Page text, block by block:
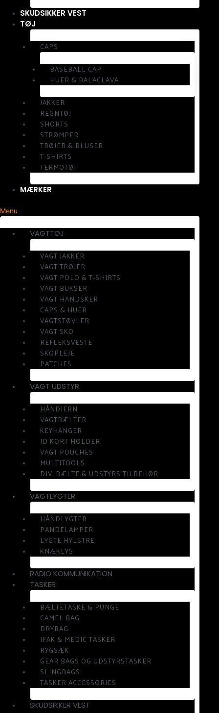
SKUDSIKKER VEST
TØJ
CAPS
BASEBALL CAP
HUER & BALACLAVA
JAKKER
REGNTØJ
SHORTS
STRØMPER
TRØJER & BLUSER
T-SHIRTS
TERMOTØJ
MÆRKER
Menu
VAGTTØJ
VAGT JAKKER
VAGT TRØJER
VAGT POLO & T-SHIRTS
VAGT BUKSER
VAGT HANDSKER
CAPS & HUER
VAGTSTØVLER
VAGT SKO
REFLEKSVESTE
SKOPLEJE
PATCHES
VAGT UDSTYR
HÅNDJERN
VAGTBÆLTER
KEYHANGER
ID KORT HOLDER
VAGT POUCHES
MULTITOOLS
DIV. BÆLTE & UDSTYRS TILBEHØR
VAGTLYGTER
HÅNDLYGTER
PANDELAMPER
LYGTE HYLSTRE
KNÆKLYS
RADIO KOMMUNIKATION
TASKER
BÆLTETASKE & PUNGE
CAMEL BAG
DRYBAG
IFAK & MEDIC TASKER
RYGSÆK
GEAR BAGS OG UDSTYRSTASKER
SLINGBAGS
TASKER ACCESSORIES
SKUDSIKKER VEST